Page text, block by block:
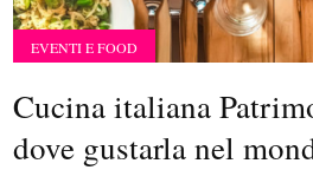
EVENTI E FOOD
Cucina italiana
dove gustarla nel